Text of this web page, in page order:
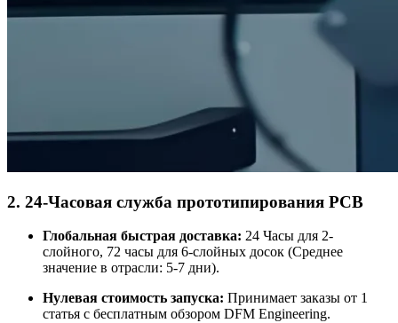
2. 24-Часовая служба прототипирования PCB
Глобальная быстрая доставка: 24 Часы для 2-
слойного, 72 часы для 6-слойных досок (Среднее
значение в отрасли: 5-7 дни).
Нулевая стоимость запуска: Принимает заказы от 1
статья с бесплатным обзором DFM Engineering.